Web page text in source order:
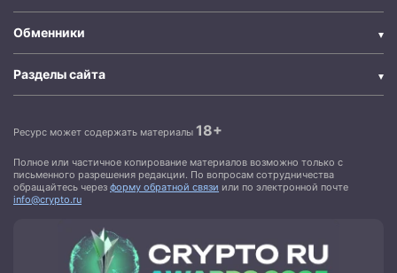
Обменники
Разделы сайта
Ресурс может содержать материалы 18+
Полное или частичное копирование материалов возможно только с
письменного разрешения редакции. По вопросам сотрудничества
обращайтесь через форму обратной связи или по электронной почте
info@crypto.ru